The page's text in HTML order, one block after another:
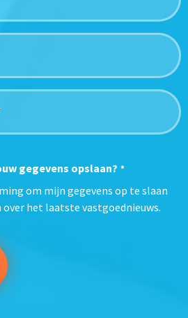
gegevens opslaan? *
om mijn gegevens op te slaan
het laatste vastgoednieuws.